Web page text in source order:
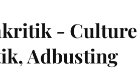
- Culture
Adbusting